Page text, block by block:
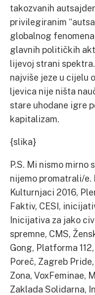
takozvanih
privilegiranim
globalnog
glavnih političkih
lijevoj strani
najviše jeze u cijelu
ljevica nije ništa
stare uhodane igre
kapitalizam.
{slika}
P.S. Mi nismo mirno
nijemo promatrali/e.
Kulturnjaci 2016,
Faktiv, CESI,
Inicijativa za jako
spremne, CMS,
Gong, Platforma
Poreč, Zagreb
Zona, VoxFeminae,
Zaklada Solidarna,